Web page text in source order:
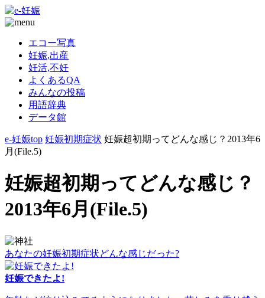
エコー写真
妊娠,出産
妊活,不妊
よくあるQA
みんなの投稿
用語辞典
データ館
e-妊娠top 妊娠初期症状 妊娠超初期ってどんな感じ？2013年6
月(File.5)
妊娠超初期ってどんな感じ？
2013年6月(File.5)
あなたの妊娠初期症状どんな感じだった?
妊娠できたよ!